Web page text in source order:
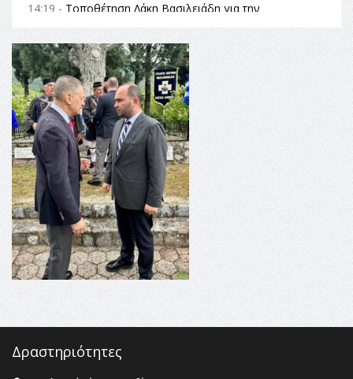
14:19 - Τοποθέτηση Λάκη Βασιλειάδη για την
Αναθεώρηση του Συντάγματος: «Σε τέτοιες κορυφαίες
θεσμικές διαδικασίες υπάρχει μόνο η ευθύνη απέναντι
στις επόμενες γενιές»
16:35 -Το πρόγραμμα του ΠΑΟΚ στον δεύτερο γύρο του
Champions League!
16:27 -Όλυμπος: Εντάχθηκε στον Κατάλογο Παγκόσμιας
Κληρονομιάς της UNESCO – Ομόφωνη η απόφαση Ο
Όλυμπος αναγνωρίστηκε ως φυσικό και πολιτιστικό
αγαθό εξέχουσας οικουμενικής αξίας για την
ανθρωπότητα
16:18 -ΕΝΟΡΙΑΚΕΣ ΚΑΛΟΚΑΙΡΙΝΕΣ ΔΡΑΣΕΙΣ ΓΙΑ ΠΑΙΔΙΑ
ΣΤΗΝ ΕΔΕΣΣΑ
Δραστηριότητες